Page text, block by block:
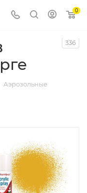
0
336
Аэрозольные